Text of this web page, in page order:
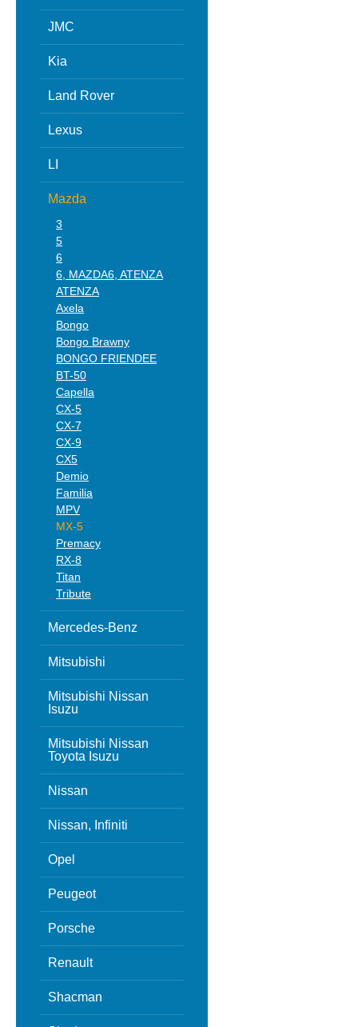
JMC
Kia
Land Rover
Lexus
LI
Mazda
3
5
6
6, MAZDA6, ATENZA
ATENZA
Axela
Bongo
Bongo Brawny
BONGO FRIENDEE
BT-50
Capella
CX-5
CX-7
CX-9
CX5
Demio
Familia
MPV
MX-5
Premacy
RX-8
Titan
Tribute
Mercedes-Benz
Mitsubishi
Mitsubishi Nissan
Isuzu
Mitsubishi Nissan
Toyota Isuzu
Nissan
Nissan, Infiniti
Opel
Peugeot
Porsche
Renault
Shacman